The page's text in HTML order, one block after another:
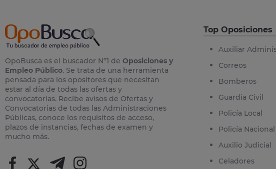
OpoBusca es el buscador Nº1 de Oposiciones y
Empleo Público. Se trata de una herramienta
pensada para los opositores que necesitan
estar al día de todas las ofertas y
convocatorias. Recibe avisos de Ofertas y
Convocatorias de todas las Administraciones
Públicas, conoce los requisitos de acceso,
plazos de instancias, fechas de examen y
mucho más.
Top Oposiciones
Auxiliar
Correos
Bomberos
Guardia Civil
Policía Local
Policía Nacional
Auxilio Judicial
Celadores